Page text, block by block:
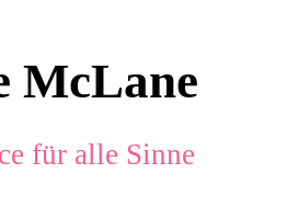
McLane
für alle Sinne